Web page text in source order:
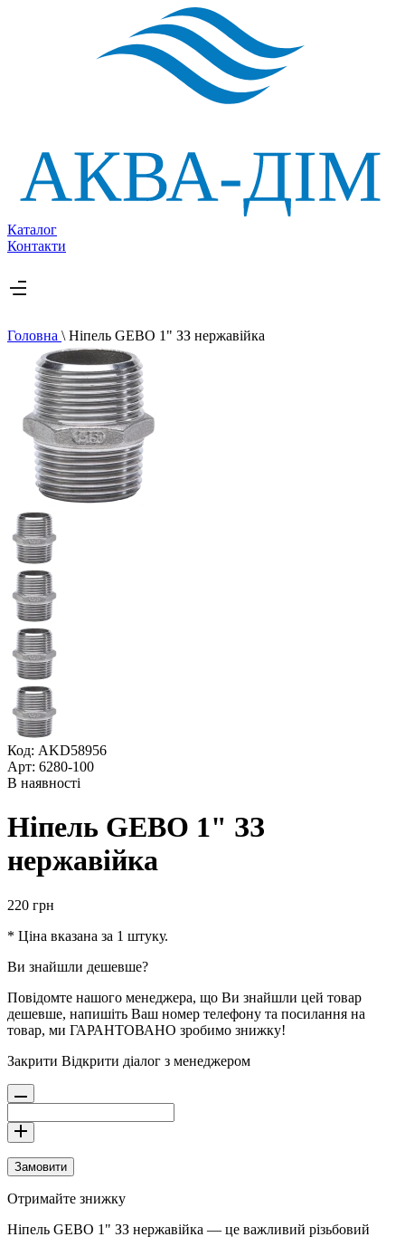
Каталог
Контакти
Головна \ Ніпель GEBO 1" ЗЗ нержавійка
Код: AKD58956
Арт: 6280-100
В наявності
Ніпель GEBO 1" ЗЗ
нержавійка
220 грн
* Ціна вказана за 1 штуку.
Ви знайшли дешевше?
Повідомте нашого менеджера, що Ви знайшли цей товар
дешевше, напишіть Ваш номер телефону та посилання на
товар, ми ГАРАНТОВАНО зробимо знижку!
Закрити Відкрити діалог з менеджером
Замовити
Отримайте знижку
Ніпель GEBO 1" ЗЗ нержавійка — це важливий різьбовий